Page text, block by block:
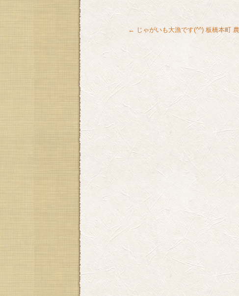
← じゃがいも大漁です(^^) 板橋本町